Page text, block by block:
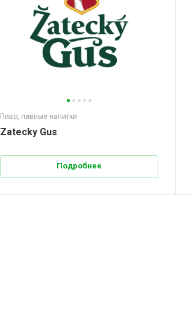
Пиво, пивные напитки
Zatecky Gus
Подробнее